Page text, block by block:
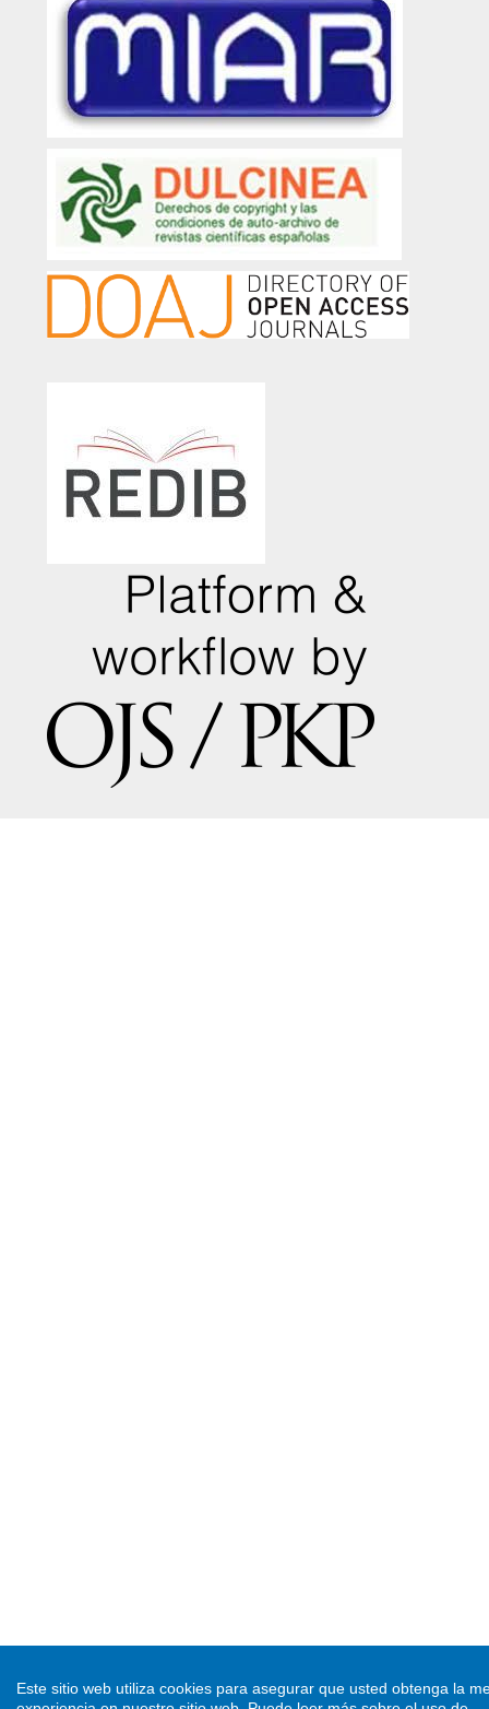
Este sitio web utiliza cookies para asegurar que usted obtenga la